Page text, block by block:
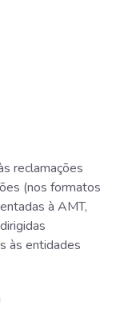
reclamações
(nos formatos
à AMT,
às entidades